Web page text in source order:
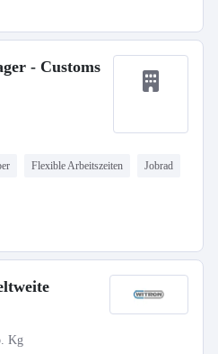
- Customs
Flexible Arbeitszeiten Jobrad
Kg